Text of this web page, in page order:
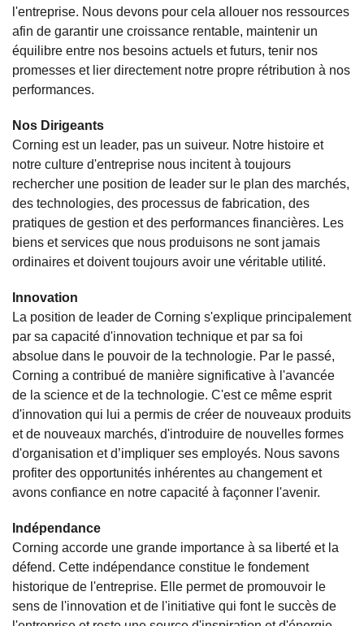
l'entreprise. Nous devons pour cela allouer nos ressources
afin de garantir une croissance rentable, maintenir un
équilibre entre nos besoins actuels et futurs, tenir nos
promesses et lier directement notre propre rétribution à nos
performances.
Nos Dirigeants
Corning est un leader, pas un suiveur. Notre histoire et
notre culture d'entreprise nous incitent à toujours
rechercher une position de leader sur le plan des marchés,
des technologies, des processus de fabrication, des
pratiques de gestion et des performances financières. Les
biens et services que nous produisons ne sont jamais
ordinaires et doivent toujours avoir une véritable utilité.
Innovation
La position de leader de Corning s'explique principalement
par sa capacité d'innovation technique et par sa foi
absolue dans le pouvoir de la technologie. Par le passé,
Corning a contribué de manière significative à l'avancée
de la science et de la technologie. C'est ce même esprit
d'innovation qui lui a permis de créer de nouveaux produits
et de nouveaux marchés, d'introduire de nouvelles formes
d'organisation et d’impliquer ses employés. Nous savons
profiter des opportunités inhérentes au changement et
avons confiance en notre capacité à façonner l'avenir.
Indépendance
Corning accorde une grande importance à sa liberté et la
défend. Cette indépendance constitue le fondement
historique de l'entreprise. Elle permet de promouvoir le
sens de l'innovation et de l'initiative qui font le succès de